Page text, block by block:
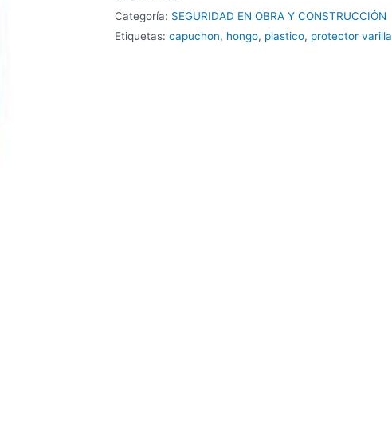
Categoría: SEGURIDAD EN OBRA Y CONSTRUCCIÓN
Etiquetas:capuchon, hongo, plastico, protector varilla